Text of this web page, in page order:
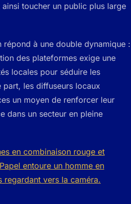
toucher un public plus large
à une double dynamique :
des plateformes exige une
locales pour séduire les
part, les diffuseurs locaux
un moyen de renforcer leur
dans un secteur en pleine